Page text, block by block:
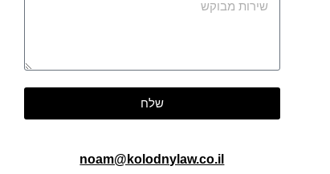
שלח
noam@kolodnylaw.co.il